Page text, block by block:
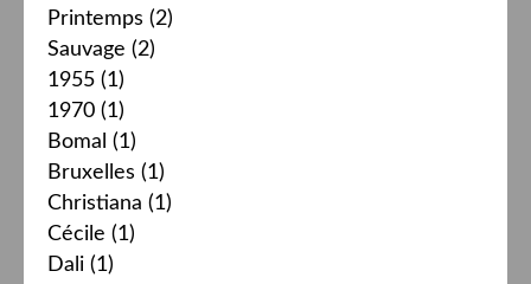
Printemps (2)
Sauvage (2)
1955 (1)
1970 (1)
Bomal (1)
Bruxelles (1)
Christiana (1)
Cécile (1)
Dali (1)